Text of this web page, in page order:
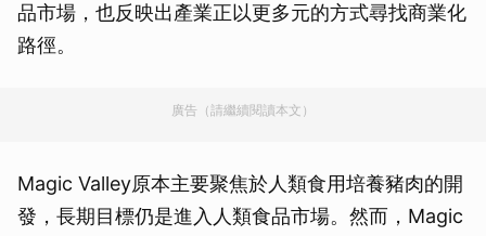
品市場，也反映出產業正以更多元的方式尋找商業化
路徑。
廣告（請繼續閱讀本文）
Magic Valley原本主要聚焦於人類食用培養豬肉的開
發，長期目標仍是進入人類食品市場。然而，Magic